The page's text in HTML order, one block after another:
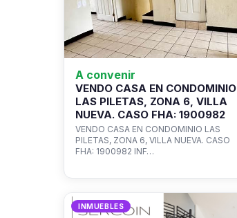
A convenir
VENDO CASA EN CONDOMINIO
LAS PILETAS, ZONA 6, VILLA
NUEVA. CASO FHA: 1900982
VENDO CASA EN CONDOMINIO LAS
PILETAS, ZONA 6, VILLA NUEVA. CASO
FHA: 1900982 INF…
INMUEBLES